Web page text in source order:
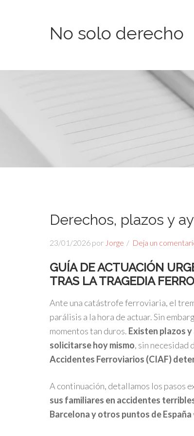
No solo derecho
Derechos, plazos y
23/01/2026 por Jorge Deja un
GUÍA DE ACTUACIÓN
TRAS LA TRAGEDIA
Ante una catástrofe ferroviaria, el
parálisis a la hora de actuar. Sin
momentos tan duros. Existen plazos
solicitarsehoy mismo, sin necesidad
Accidentes Ferroviarios (CIAF)
A continuación, detallamos los pasos
sus familiares en accidentes
Barcelona y otros puntos de España